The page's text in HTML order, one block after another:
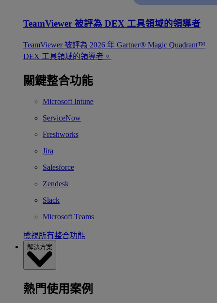
TeamViewer 被評為 DEX 工具領域的領導者
TeamViewer 被評為 2026 年 Gartner® Magic Quadrant™
DEX 工具領域的領導者。
關鍵整合功能
Microsoft Intune
ServiceNow
Freshworks
Jira
Salesforce
Zendesk
Slack
Microsoft Teams
檢視所有整合功能
解決方案
熱門使用案例